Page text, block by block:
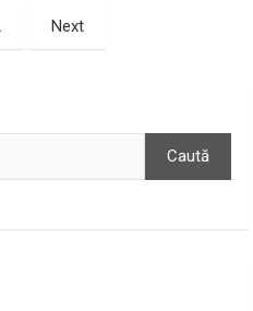
Next
Caută